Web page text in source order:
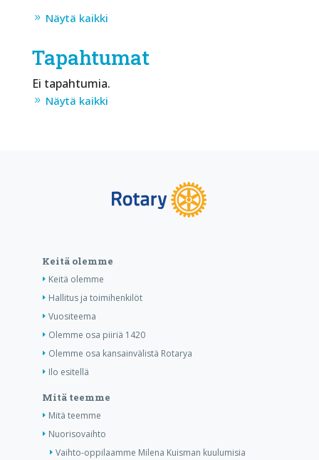
Näytä kaikki
Tapahtumat
Ei tapahtumia.
Näytä kaikki
Keitä olemme
Keitä olemme
Hallitus ja toimihenkilöt
Vuositeema
Olemme osa piiriä 1420
Olemme osa kansainvälistä Rotarya
Ilo esitellä
Mitä teemme
Mitä teemme
Nuorisovaihto
Vaihto-oppilaamme Milena Kuisman kuulumisia